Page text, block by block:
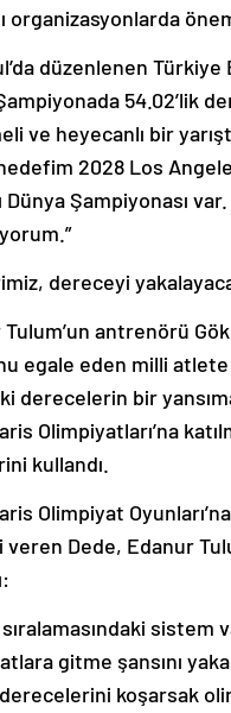
organizasyonlarda
düzenlenen Türkiye
54.02’lik
ve heyecanlı bir
2028 Los
Dünya Şampiyonası
dereceyi
antrenörü
egale eden milli
derecelerin bir
Olimpiyatları’na
kullandı.
Olimpiyat
veren Dede, Edanur
sıralamasındaki sistem
gitme şansını
koşarsak